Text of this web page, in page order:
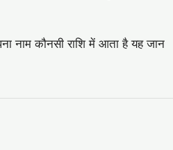
नाम कौनसी राशि में आता है यह जान